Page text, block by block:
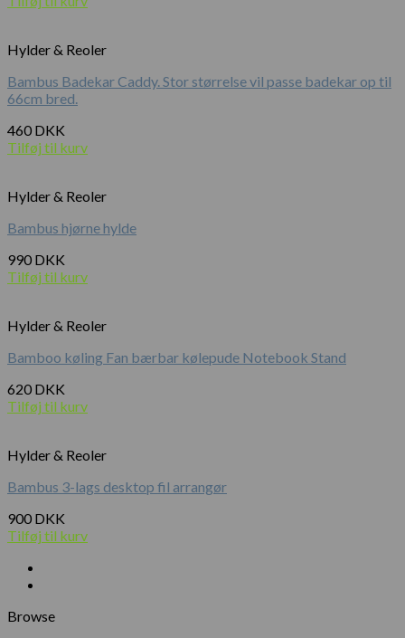
Hylder & Reoler
Bambus Badekar Caddy. Stor størrelse vil passe badekar op til
66cm bred.
460 DKK
Tilføj til kurv
Hylder & Reoler
Bambus hjørne hylde
990 DKK
Tilføj til kurv
Hylder & Reoler
Bamboo køling Fan bærbar kølepude Notebook Stand
620 DKK
Tilføj til kurv
Hylder & Reoler
Bambus 3-lags desktop fil arrangør
900 DKK
Tilføj til kurv
Browse